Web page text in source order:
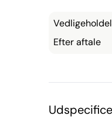
Efter aftale